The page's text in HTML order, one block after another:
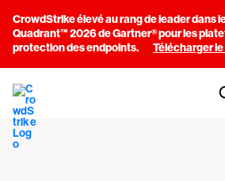
CrowdStrike élevé au rang de leader dans
Quadrant™ 2026 de Gartner® pour les
protection des endpoints.
Télécharger